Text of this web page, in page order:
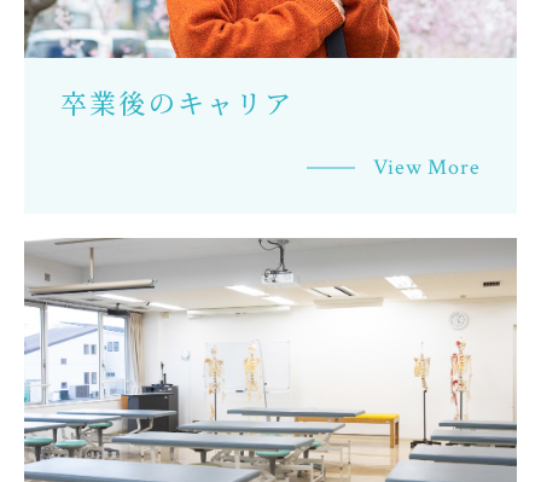
卒業後のキャリア
View More